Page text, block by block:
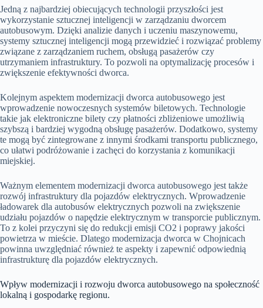
Jedną z najbardziej obiecujących technologii przyszłości jest
wykorzystanie sztucznej inteligencji w zarządzaniu dworcem
autobusowym. Dzięki analizie danych i uczeniu maszynowemu,
systemy sztucznej inteligencji mogą przewidzieć i rozwiązać problemy
związane z zarządzaniem ruchem, obsługą pasażerów czy
utrzymaniem infrastruktury. To pozwoli na optymalizację procesów i
zwiększenie efektywności dworca.
Kolejnym aspektem modernizacji dworca autobusowego jest
wprowadzenie nowoczesnych systemów biletowych. Technologie
takie jak elektroniczne bilety czy płatności zbliżeniowe umożliwią
szybszą i bardziej wygodną obsługę pasażerów. Dodatkowo, systemy
te mogą być zintegrowane z innymi środkami transportu publicznego,
co ułatwi podróżowanie i zachęci do korzystania z komunikacji
miejskiej.
Ważnym elementem modernizacji dworca autobusowego jest także
rozwój infrastruktury dla pojazdów elektrycznych. Wprowadzenie
ładowarek dla autobusów elektrycznych pozwoli na zwiększenie
udziału pojazdów o napędzie elektrycznym w transporcie publicznym.
To z kolei przyczyni się do redukcji emisji CO2 i poprawy jakości
powietrza w mieście. Dlatego modernizacja dworca w Chojnicach
powinna uwzględniać również te aspekty i zapewnić odpowiednią
infrastrukturę dla pojazdów elektrycznych.
Wpływ modernizacji i rozwoju dworca autobusowego na społeczność
lokalną i gospodarkę regionu.